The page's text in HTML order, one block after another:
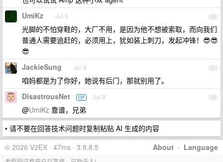
10
UmiKz Jul 9
光脚的不怕穿鞋的，大厂不用，是因为他不想被索取，而向我们
普通人需要追赶的，必须用上，犹如装上刺刀，发起冲锋！😎😎
😎
11
JackieSung Jul 9
咱妈都是为了你好，她说有后门，那就别用了。
12
DisastrousNet OP Jul 9
@UmiKz 靠谱，兄弟
• 请不要在回答技术问题时复制粘贴 AI 生成的内容
About · Language
© 2026 V2EX · 47ms · 3.9.8.5